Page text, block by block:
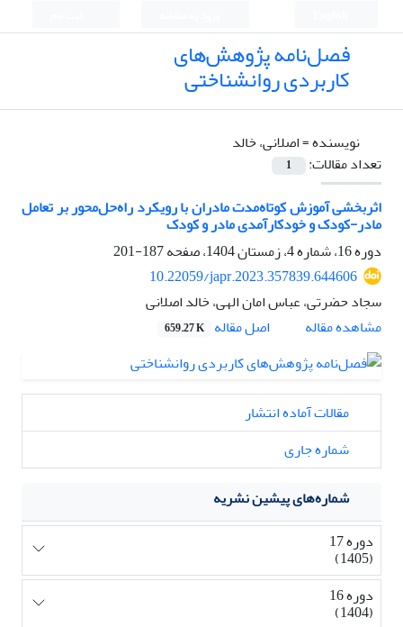
فصل‌نامه پژوهش‌های
کاربردی روانشناختی
نویسنده =اصلانی، خالد
تعداد مقالات:
1
اثربخشی آموزش کوتاه‌مدت مادران با رویکرد راه‌حل‌محور بر تعامل
مادر-کودک و خودکارآمدی مادر و کودک
دوره 16، شماره 4، زمستان 1404، صفحه
187-201
10.22059/japr.2023.357839.644606
سجاد حضرتی، عباس امان الهی، خالد اصلانی
مشاهده مقاله
اصل مقاله 659.27 K
مقالات آماده انتشار
شماره جاری
شماره‌های پیشین نشریه
دوره 17
(1405)
دوره 16
(1404)